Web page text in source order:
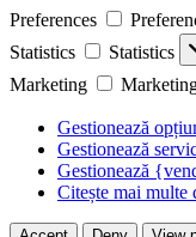
Preferences
Statistics
Statistics
Marketing
Gestionează
Gestionează
Gestionează
Citește mai multe